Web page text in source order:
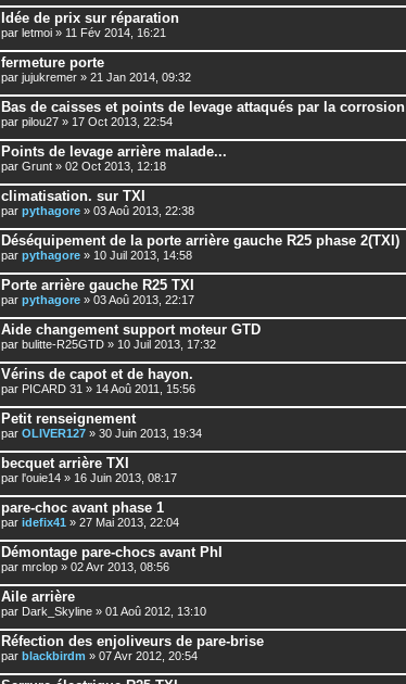
Idée de prix sur réparation
par letmoi » 11 Fév 2014, 16:21
fermeture porte
par jujukremer » 21 Jan 2014, 09:32
Bas de caisses et points de levage attaqués par la corrosion
par pilou27 » 17 Oct 2013, 22:54
Points de levage arrière malade...
par Grunt » 02 Oct 2013, 12:18
climatisation. sur TXI
par pythagore » 03 Aoû 2013, 22:38
Déséquipement de la porte arrière gauche R25 phase 2(TXI)
par pythagore » 10 Juil 2013, 14:58
Porte arrière gauche R25 TXI
par pythagore » 03 Aoû 2013, 22:17
Aide changement support moteur GTD
par bulitte-R25GTD » 10 Juil 2013, 17:32
Vérins de capot et de hayon.
par PICARD 31 » 14 Aoû 2011, 15:56
Petit renseignement
par OLIVER127 » 30 Juin 2013, 19:34
becquet arrière TXI
par l'ouie14 » 16 Juin 2013, 08:17
pare-choc avant phase 1
par idefix41 » 27 Mai 2013, 22:04
Démontage pare-chocs avant PhI
par mrclop » 02 Avr 2013, 08:56
Aile arrière
par Dark_Skyline » 01 Aoû 2012, 13:10
Réfection des enjoliveurs de pare-brise
par blackbirdm » 07 Avr 2012, 20:54